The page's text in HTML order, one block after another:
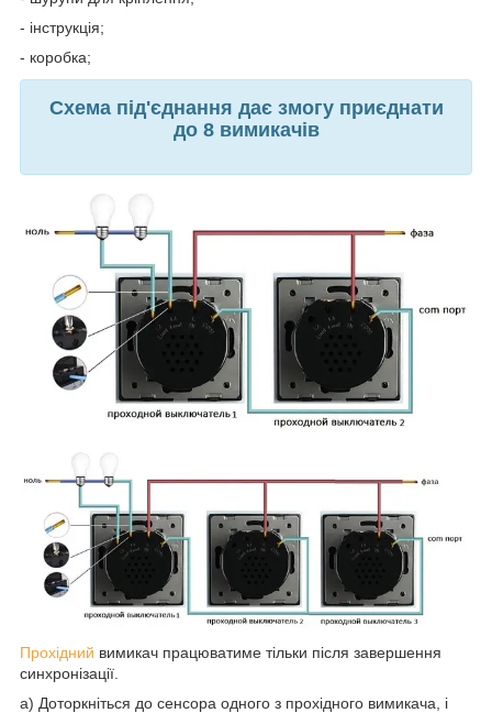
- інструкція;
- коробка;
Схема під'єднання дає змогу приєднати
до 8 вимикачів
Прохідний вимикач працюватиме тільки після завершення
синхронізації.
а) Доторкніться до сенсора одного з прохідного вимикача, і